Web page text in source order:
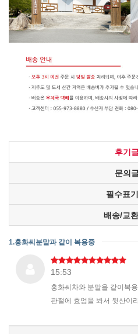
후기
문의
필수표
배송/교
1.홍화씨분말과 같이 복용중
15:53
홍화씨차와 분말을 같이복
관절에 효엄을 봐서 뒷산이